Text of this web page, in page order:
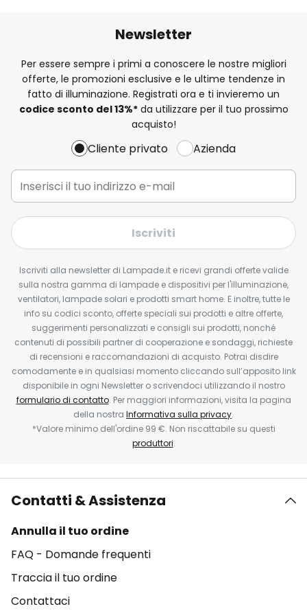
Newsletter
Per essere sempre i primi a conoscere le nostre migliori
offerte, le promozioni esclusive e le ultime tendenze in
fatto di illuminazione. Registrati ora e ti invieremo un
codice sconto del13%*da utilizzare per il tuo prossimo
acquisto!
Cliente privato Azienda
Iscriviti
Iscriviti alla newsletter di Lampade.it e ricevi grandi offerte valide
sulla nostra gamma di lampade e dispositivi per l'illuminazione,
ventilatori, lampade solari e prodotti smart home. E inoltre, tutte le
info su codici sconto, offerte speciali sui prodotti e altre offerte,
suggerimenti personalizzati e consigli sui prodotti, nonché
contenuti di possibili partner di cooperazione e sondaggi, richieste
di recensioni e raccomandazioni di acquisto. Potrai disdire
comodamente e in qualsiasi momento cliccando sull’apposito link
disponibile in ogni Newsletter o scrivendoci utilizzando il nostro
formulario di contatto. Per maggiori informazioni, visita la pagina
della nostra Informativa sulla privacy.
*Valore minimo dell'ordine 99 €. Non riscattabile su questi
produttori.
Contatti & Assistenza
Annulla il tuo ordine
FAQ - Domande frequenti
Traccia il tuo ordine
Contattaci